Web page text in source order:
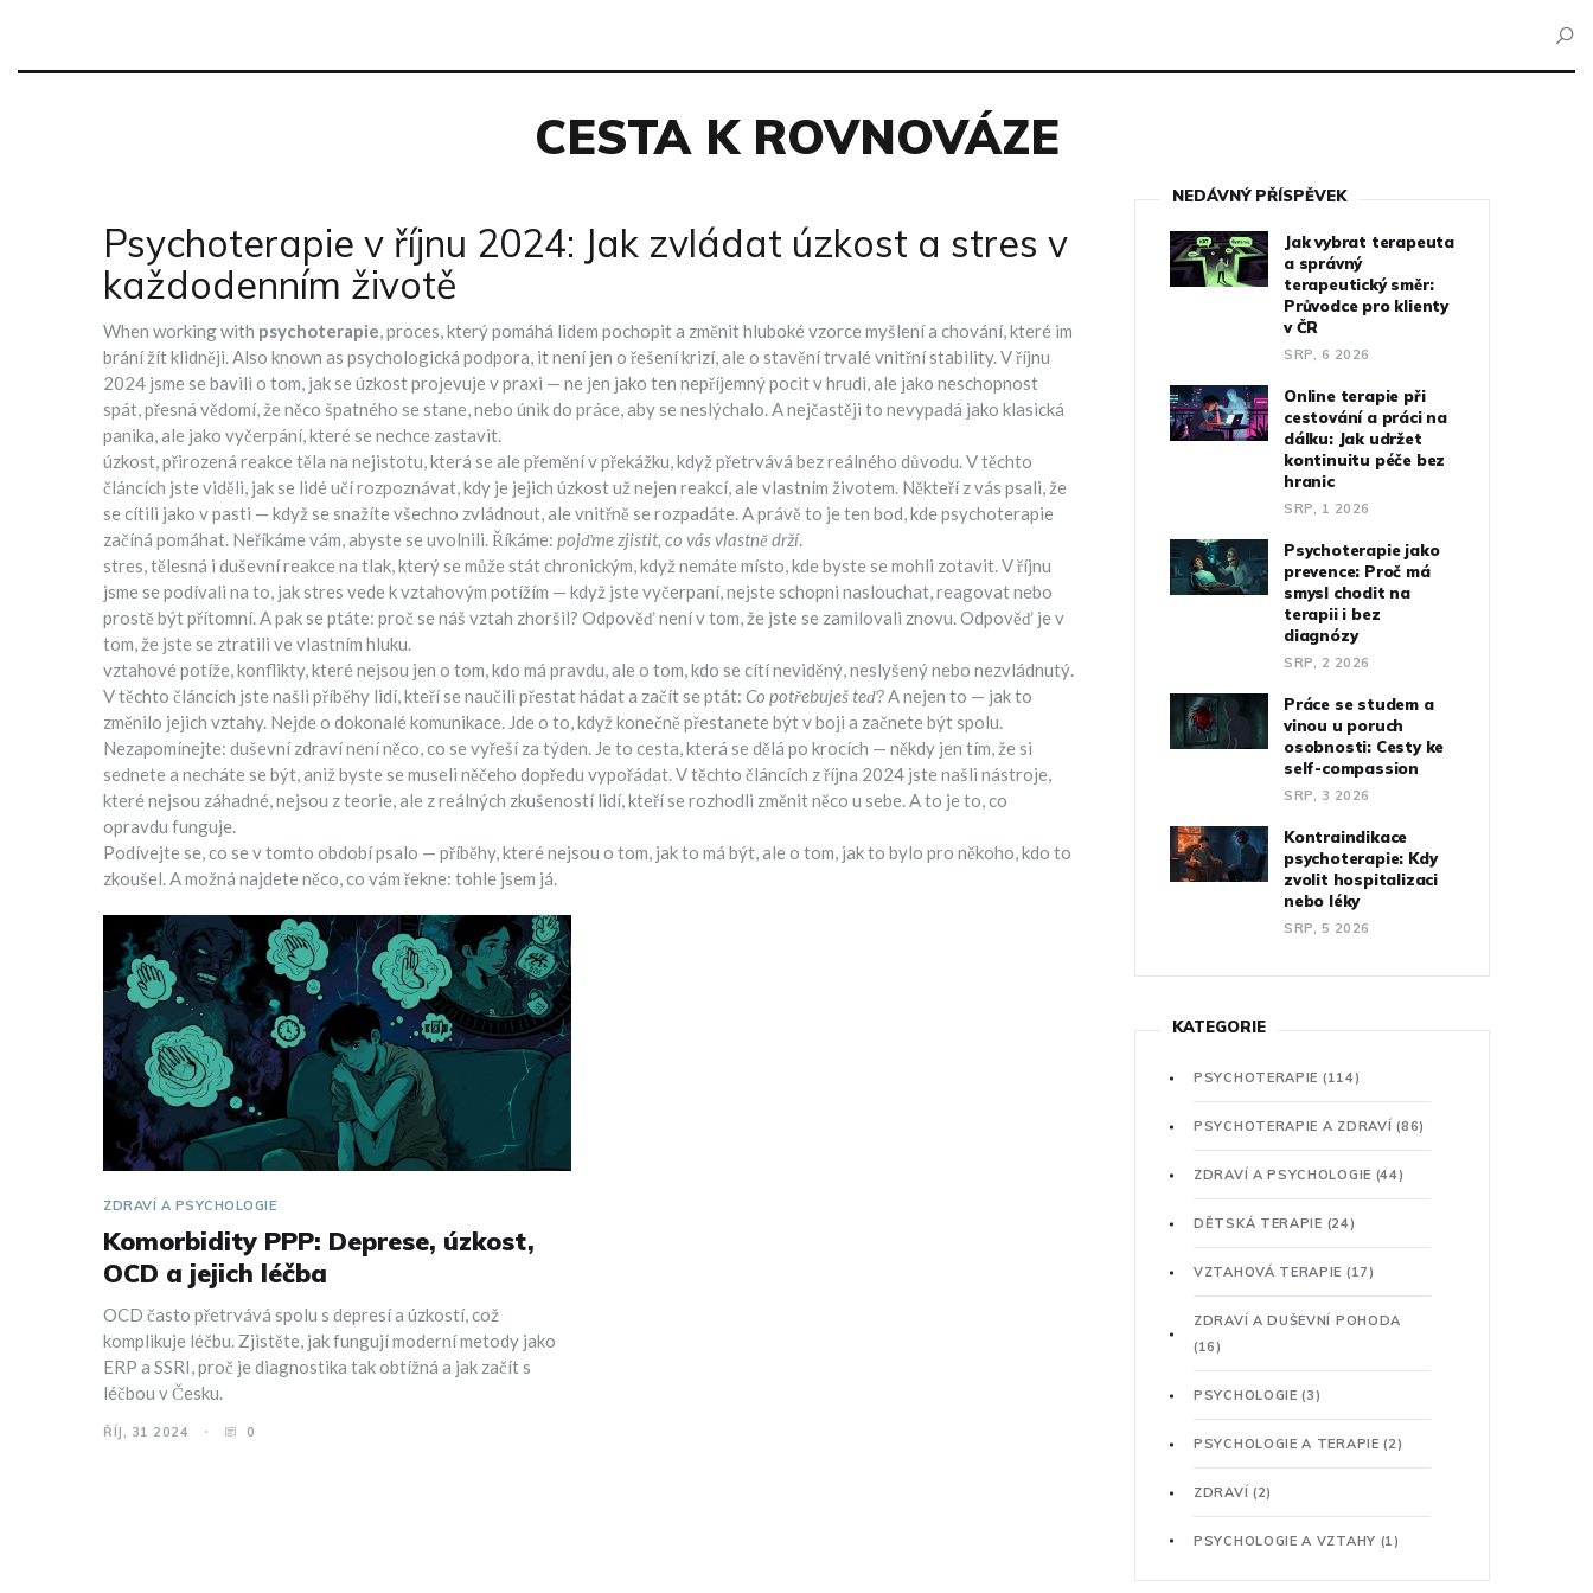
CESTA K ROVNOVÁZE
Psychoterapie v říjnu 2024: Jak zvládat úzkost a stres v
každodenním životě
When working with psychoterapie,proces, který pomáhá lidem pochopit a změnit hluboké vzorce myšlení a chování, které im
brání žít klidněji. Also known as psychologická podpora, itnení jen o řešení krizí, ale o stavění trvalé vnitřní stability.V říjnu
2024 jsme se bavili o tom, jak se úzkost projevuje v praxi — ne jen jako ten nepříjemný pocit v hrudi, ale jako neschopnost
spát, přesná vědomí, že něco špatného se stane, nebo únik do práce, aby se neslýchalo. A nejčastěji to nevypadá jako klasická
panika, ale jako vyčerpání, které se nechce zastavit.
úzkost,přirozená reakce těla na nejistotu, která se ale přemění v překážku, když přetrvává bez reálného důvodu.V těchto
článcích jste viděli, jak se lidé učí rozpoznávat, kdy je jejich úzkost už nejen reakcí, ale vlastním životem. Někteří z vás psali, že
se cítili jako v pasti — když se snažíte všechno zvládnout, ale vnitřně se rozpadáte. A právě to je ten bod, kde psychoterapie
začíná pomáhat. Neříkáme vám, abyste se uvolnili. Říkáme: pojďme zjistit, co vás vlastně drží.
stres,tělesná i duševní reakce na tlak, který se může stát chronickým, když nemáte místo, kde byste se mohli zotavit.V říjnu
jsme se podívali na to, jak stres vede k vztahovým potížím — když jste vyčerpaní, nejste schopni naslouchat, reagovat nebo
prostě být přítomní. A pak se ptáte: proč se náš vztah zhoršil? Odpověď není v tom, že jste se zamilovali znovu. Odpověď je v
tom, že jste se ztratili ve vlastním hluku.
vztahové potíže,konflikty, které nejsou jen o tom, kdo má pravdu, ale o tom, kdo se cítí neviděný, neslyšený nebo nezvládnutý.
V těchto článcích jste našli příběhy lidí, kteří se naučili přestat hádat a začít se ptát: Co potřebuješ teď?A nejen to — jak to
změnilo jejich vztahy. Nejde o dokonalé komunikace. Jde o to, když konečně přestanete být v boji a začnete být spolu.
Nezapomínejte: duševní zdraví není něco, co se vyřeší za týden. Je to cesta, která se dělá po krocích — někdy jen tím, že si
sednete a necháte se být, aniž byste se museli něčeho dopředu vypořádat. V těchto článcích z října 2024 jste našli nástroje,
které nejsou záhadné, nejsou z teorie, ale z reálných zkušeností lidí, kteří se rozhodli změnit něco u sebe. A to je to, co
opravdu funguje.
Podívejte se, co se v tomto období psalo — příběhy, které nejsou o tom, jak to má být, ale o tom, jak to bylo pro někoho, kdo to
zkoušel. A možná najdete něco, co vám řekne: tohle jsem já.
ZDRAVÍ A PSYCHOLOGIE
Komorbidity PPP: Deprese, úzkost,
OCD a jejich léčba
OCD často přetrvává spolu s depresí a úzkostí, což
komplikuje léčbu. Zjistěte, jak fungují moderní metody jako
ERP a SSRI, proč je diagnostika tak obtížná a jak začít s
léčbou v Česku.
ŘÍJ, 31 2024 0
NEDÁVNÝ PŘÍSPĚVEK
Jak vybrat terapeuta
a správný
terapeutický směr:
Průvodce pro klienty
v ČR
SRP, 6 2026
Online terapie při
cestování a práci na
dálku: Jak udržet
kontinuitu péče bez
hranic
SRP, 1 2026
Psychoterapie jako
prevence: Proč má
smysl chodit na
terapii i bez
diagnózy
SRP, 2 2026
Práce se studem a
vinou u poruch
osobnosti: Cesty ke
self-compassion
SRP, 3 2026
Kontraindikace
psychoterapie: Kdy
zvolit hospitalizaci
nebo léky
SRP, 5 2026
KATEGORIE
PSYCHOTERAPIE (114)
PSYCHOTERAPIE A ZDRAVÍ(86)
ZDRAVÍ A PSYCHOLOGIE (44)
DĚTSKÁ TERAPIE (24)
VZTAHOVÁ TERAPIE (17)
ZDRAVÍ A DUŠEVNÍ POHODA
(16)
PSYCHOLOGIE(3)
PSYCHOLOGIE A TERAPIE(2)
ZDRAVÍ (2)
PSYCHOLOGIE A VZTAHY (1)